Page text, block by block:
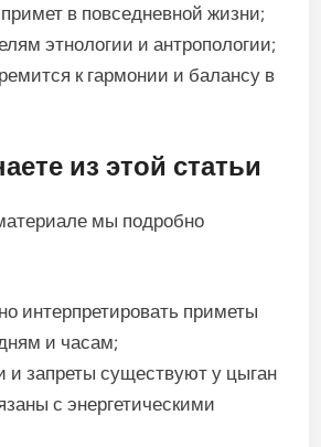
в повседневной жизни;
этнологии и антропологии;
к гармонии и балансу в
из этой статьи
мы подробно
интерпретировать приметы
и часам;
и запреты существуют у цыган
с энергетическими